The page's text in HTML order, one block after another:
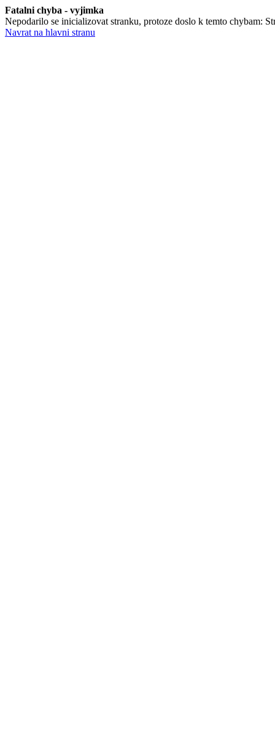
Fatalni chyba - vyjimka
Nepodarilo se inicializovat stranku, protoze doslo k temto chybam:
Navrat na hlavni stranu